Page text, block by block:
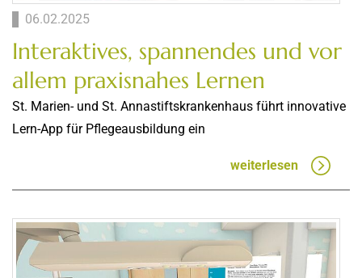
06.02.2025
Interaktives, spannendes und vor
allem praxisnahes Lernen
St. Marien- und St. Annastiftskrankenhaus führt innovative
Lern-App für Pflegeausbildung ein
weiterlesen